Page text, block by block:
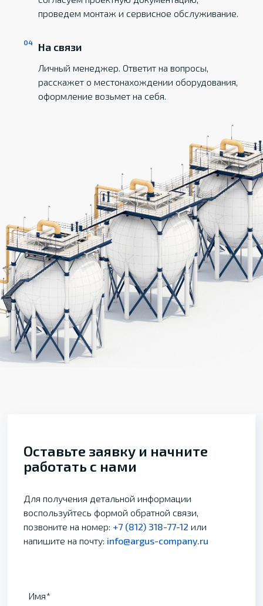
проведем монтаж и сервисное обслуживание.
На связи
Личный менеджер. Ответит на вопросы,
расскажет о местонахождении оборудования,
оформление возьмет на себя.
Оставьте заявку и начните
работать с нами
Для получения детальной информации
воспользуйтесь формой обратной связи,
позвоните на номер: +7 (812) 318-77-12 или
напишите на почту: info@argus-company.ru
Имя